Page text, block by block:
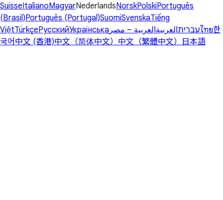
SuisseItalianoMagyarNederlandsNorskPolskiPortuguês
(Brasil)Português (Portugal)SuomiSvenskaTiếng
ViệtTürkçeРусскийУкраїнська עבריתالعربيةالعربية – مصر ไทย한
국어 中文 (香港)中文（简体中文） 中文（繁體中文） 日本語